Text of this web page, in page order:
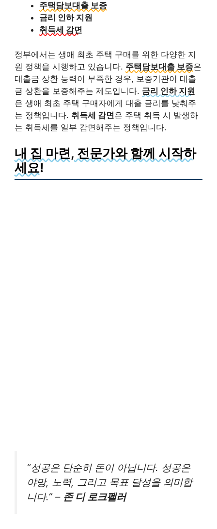
주택담보대출 보증
금리 인하 지원
취득세 감면
정부에서는 생애 최초 주택 구매를 위한 다양한 지
원 정책을 시행하고 있습니다. 주택담보대출 보증은
대출금 상환 능력이 부족한 경우, 보증기관이 대출
금 상환을 보증해주는 제도입니다. 금리 인하 지원
은 생애 최초 주택 구매자에게 대출 금리를 낮춰주
는 정책입니다. 취득세 감면은 주택 취득 시 발생하
는 취득세를 일부 감면해주는 정책입니다.
내 집 마련, 전문가와 함께 시작하
세요!
“성공은 단순히 돈이 아닙니다. 성공은
야망, 노력, 그리고 목표 달성을 의미합
니다.” – 존 디 로크펠러